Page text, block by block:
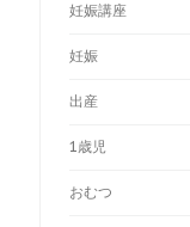
妊娠講座
妊娠
出産
1歳児
おむつ